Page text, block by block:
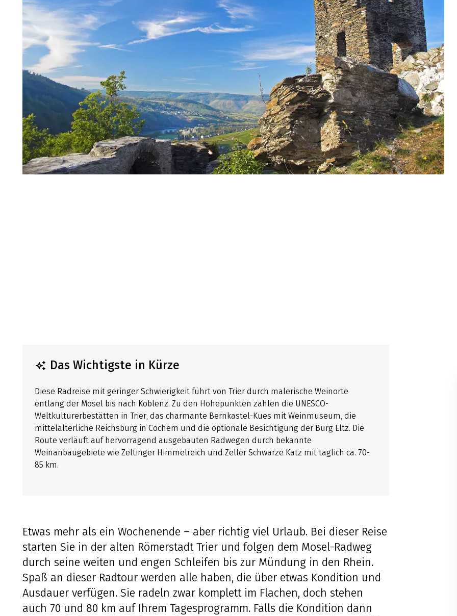
Das Wichtigste in Kürze
Diese Radreise mit geringer Schwierigkeit führt von Trier durch malerische Weinorte
entlang der Mosel bis nach Koblenz. Zu den Höhepunkten zählen die UNESCO-
Weltkulturerbestätten in Trier, das charmante Bernkastel-Kues mit Weinmuseum, die
mittelalterliche Reichsburg in Cochem und die optionale Besichtigung der Burg Eltz. Die
Route verläuft auf hervorragend ausgebauten Radwegen durch bekannte
Weinanbaugebiete wie Zeltinger Himmelreich und Zeller Schwarze Katz mit täglich ca. 70-
85 km.
Etwas mehr als ein Wochenende – aber richtig viel Urlaub. Bei dieser Reise
starten Sie in der alten Römerstadt Trier und folgen dem Mosel-Radweg
durch seine weiten und engen Schleifen bis zur Mündung in den Rhein.
Spaß an dieser Radtour werden alle haben, die über etwas Kondition und
Ausdauer verfügen. Sie radeln zwar komplett im Flachen, doch stehen
auch 70 und 80 km auf Ihrem Tagesprogramm. Falls die Kondition dann